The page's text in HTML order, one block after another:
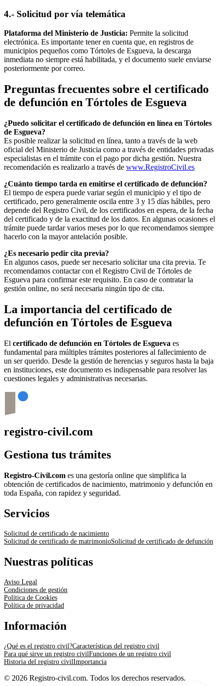
4.- Solicitud por vía telemática
Plataforma del Ministerio de Justicia: Permite la solicitud
electrónica. Es importante tener en cuenta que, en registros de
municipios pequeños como Tórtoles de Esgueva, la descarga
inmediata no siempre está habilitada, y el documento suele enviarse
posteriormente por correo.
Preguntas frecuentes sobre el certificado
de defunción en Tórtoles de Esgueva
¿Puedo solicitar el certificado de defunción en línea en Tórtoles
de Esgueva?
Es posible realizar la solicitud en línea, tanto a través de la web
oficial del Ministerio de Justicia como a través de entidades privadas
especialistas en el trámite con el pago por dicha gestión. Nuestra
recomendación es realizarlo a través de www.RegistroCivil.es
¿Cuánto tiempo tarda en emitirse el certificado de defunción?
El tiempo de espera puede variar según el municipio y el tipo de
certificado, pero generalmente oscila entre 3 y 15 días hábiles, pero
depende del Registro Civil, de los certificados en espera, de la fecha
del certificado y de la exactitud de los datos. En algunas ocasiones el
trámite puede tardar varios meses por lo que recomendamos siempre
hacerlo con la mayor antelación posible.
¿Es necesario pedir cita previa?
En algunos casos, puede ser necesario solicitar una cita previa. Te
recomendamos contactar con el Registro Civil de Tórtoles de
Esgueva para confirmar este requisito. En caso de contratar la
gestión online, no será necesaria ningún tipo de cita.
La importancia del certificado de
defunción en Tórtoles de Esgueva
El certificado de defunción en Tórtoles de Esgueva es
fundamental para múltiples trámites posteriores al fallecimiento de
un ser querido. Desde la gestión de herencias y seguros hasta la baja
en instituciones, este documento es indispensable para resolver las
cuestiones legales y administrativas necesarias.
registro-civil.com
Gestiona tus trámites
Registro-Civil.com es una gestoría online que simplifica la
obtención de certificados de nacimiento, matrimonio y defunción en
toda España, con rapidez y seguridad.
Servicios
Solicitud de certificado de nacimiento
Solicitud de certificado de matrimonioSolicitud de certificado de defunción
Nuestras políticas
Aviso Legal
Condiciones de gestión
Política de Cookies
Política de privacidad
Información
¿Qué es el registro civil?Características del registro civil
Para qué sirve un registro civilFunciones de un registro civil
Historia del registro civilImportancia
© 2026 Registro-civil.com. Todos los derechos reservados.